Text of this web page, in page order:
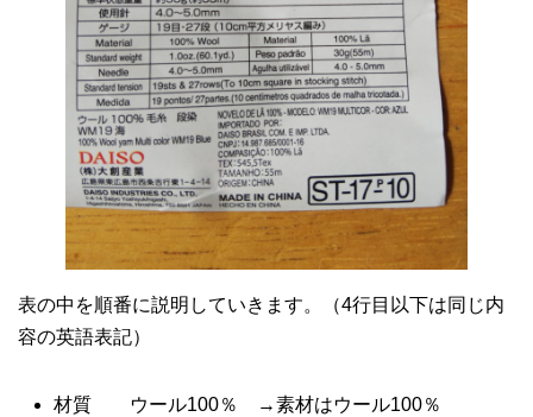
表の中を順番に説明していきます。（4行目以下は同じ内
容の英語表記）
材質 ウール100％ →素材はウール100％